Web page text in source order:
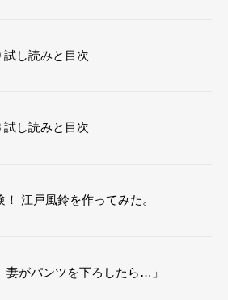
試し読みと目次
試し読みと目次
江戸風鈴を作ってみた。
妻がパンツを下ろしたら…」